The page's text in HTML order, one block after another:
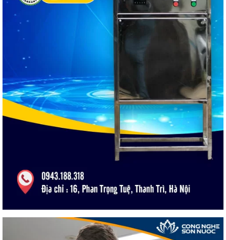
chính hãng với giá thành hợp lý. Đội ngũ nhân viên ở đây sẽ tư
vấn tận tình để khách hàng biết mọi thông tin về sơn. Cam kết
sơn sau khi thi công sẽ đạt được những yêu cầu tuyệt đối. Quý
đen hãy truy cập
website của
để được tư vấn.
Mua sơn kính màu đen ở đâu?
Sơn kính màu đen giá bao nhiêu?
Bảo quản sơn kính màu đen như thế nào?